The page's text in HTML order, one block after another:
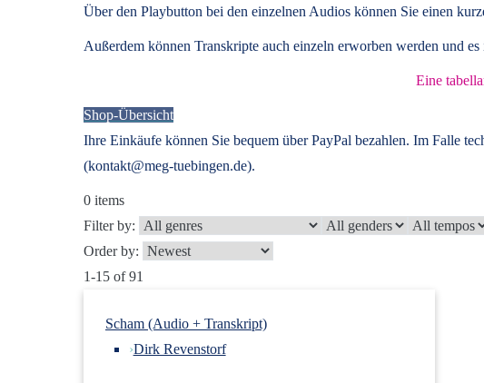
Über den Playbutton bei den einzelnen Audios können Sie einen
Außerdem können Transkripte auch einzeln erworben werden und
Eine
Shop-Übersicht
Ihre Einkäufe können Sie bequem über PayPal bezahlen. Im Falle
(kontakt@meg-tuebingen.de).
0 items
Filter by:
Order by:
1-15 of 91
Scham (Audio + Transkript)
›Dirk Revenstorf